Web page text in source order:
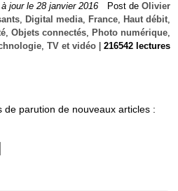
jour le 28 janvier 2016 Post de Olivier
, Digital media, France, Haut débit,
, Objets connectés, Photo numérique,
, TV et vidéo 216542 lectures
de parution de nouveaux articles :